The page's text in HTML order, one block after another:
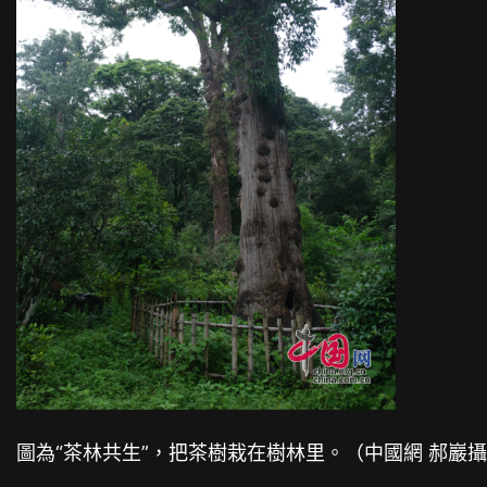
圖為“茶林共生”，把茶樹栽在樹林里。（中國網 郝巖